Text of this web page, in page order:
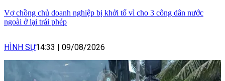
Vợ chồng chủ doanh nghiệp bị khởi tố vì cho 3 công dân nước
ngoài ở lại trái phép
HÌNH SỰ14:33 | 09/08/2026